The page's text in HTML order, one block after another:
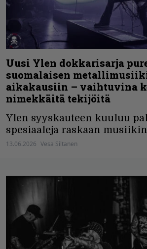
Uusi Ylen dokkarisarja
suomalaisen
aikakausiin – vaihtuvina
nimekkäitä tekijöitä
Ylen syyskauteen kuuluu
spesiaaleja raskaan
13.06.2026 Vesa Siltanen